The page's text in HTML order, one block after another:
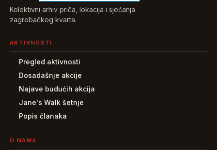
Kolektivni arhiv priča, lokacija i sjećanja
zagrebačkog kvarta.
AKTIVNOSTI
Pregled aktivnosti
Dosadašnje akcije
Najave budućih akcija
Jane's Walk šetnje
Popis članaka
O NAMA